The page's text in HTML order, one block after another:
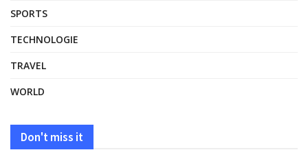
SPORTS
TECHNOLOGIE
TRAVEL
WORLD
Don't miss it